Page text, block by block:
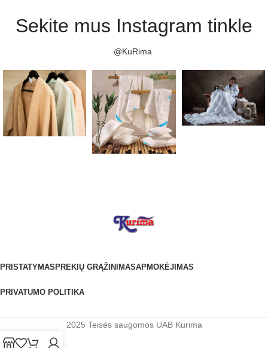
Sekite mus Instagram tinkle
@KuRima
PRISTATYMAS PREKIŲ GRĄŽINIMASAPMOKĖJIMAS
PRIVATUMO POLITIKA
2025 Teisės saugomos UAB Kurima